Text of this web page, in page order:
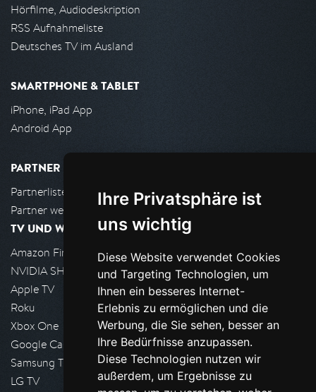
Ihre Privatsphäre ist
uns wichtig
Diese Website verwendet Cookies
und Targeting Technologien, um
Ihnen ein besseres Internet-
Erlebnis zu ermöglichen und die
Werbung, die Sie sehen, besser an
Ihre Bedürfnisse anzupassen.
Diese Technologien nutzen wir
außerdem, um Ergebnisse zu
Hörfilme, Audiodeskription
RSS Aufnahmeliste
Deutsches TV im Ausland
SMARTPHONE & TABLET
iPhone, iPad App
Android App
PARTNER
Partnerliste
Partner werden
TV UND WOHNZIMMER
Amazon FireTV
NVIDIA SHIELD, Google TV
Apple TV
Roku
Xbox One
Google Cast
Samsung TV
LG TV